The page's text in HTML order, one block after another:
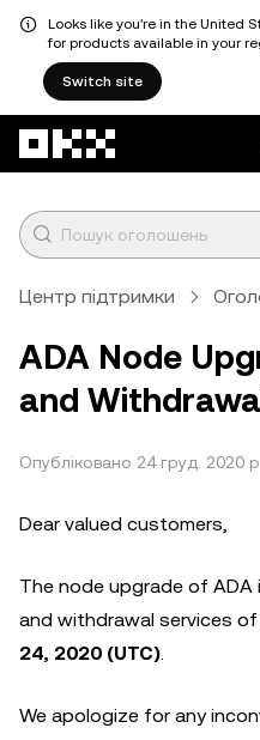
Looks like you're in the United
for products available in your
Switch site
Центр підтримки
ADA Node
and
Опубліковано 24 груд. 2020 р.
Dear valued customers,
The node upgrade of
and withdrawal services
24, 2020 (UTC).
We apologize for any